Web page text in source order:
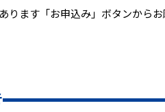
ます「お申込み」ボタンから